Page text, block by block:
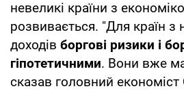
невеликі країни з
розвивається. "Для країн з
доходів боргові ризики і
гіпотетичними. Вони вже
сказав головний економіст